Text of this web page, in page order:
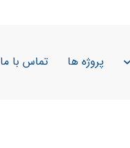
پروژه ها تماس با ما